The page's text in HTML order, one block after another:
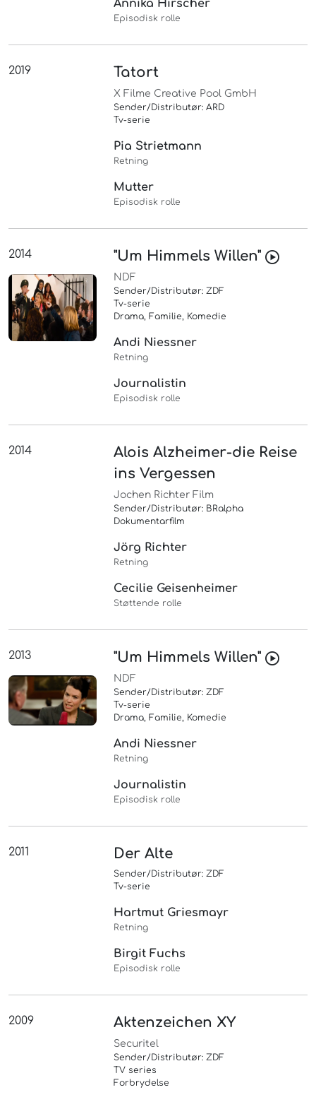
Annika Hirscher
Episodisk rolle
2019 Tatort
X Filme Creative Pool GmbH
Sender/Distributør: ARD
Tv-serie
Pia Strietmann
Retning
Mutter
Episodisk rolle
2014 "Um Himmels Willen"
NDF
Sender/Distributør: ZDF
Tv-serie
Drama, Familie, Komedie
Andi Niessner
Retning
Journalistin
Episodisk rolle
2014
Alois Alzheimer-die Reise
ins Vergessen
Jochen Richter Film
Sender/Distributør: BRalpha
Dokumentarfilm
Jörg Richter
Retning
Cecilie Geisenheimer
Støttende rolle
2013 "Um Himmels Willen"
NDF
Sender/Distributør: ZDF
Tv-serie
Drama, Familie, Komedie
Andi Niessner
Retning
Journalistin
Episodisk rolle
2011 Der Alte
Sender/Distributør: ZDF
Tv-serie
Hartmut Griesmayr
Retning
Birgit Fuchs
Episodisk rolle
2009 Aktenzeichen XY
Securitel
Sender/Distributør: ZDF
TV series
Forbrydelse